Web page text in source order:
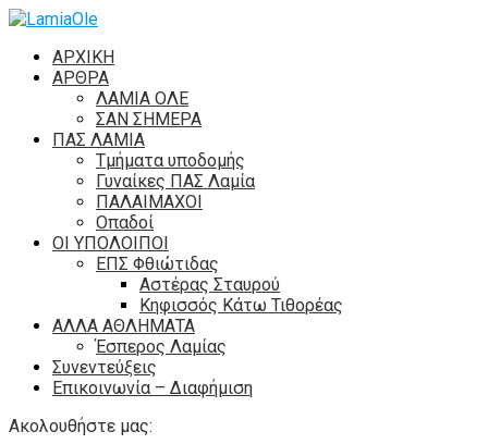
ΑΡΧΙΚΗ
ΑΡΘΡΑ
ΛΑΜΙΑ ΟΛΕ
ΣΑΝ ΣΗΜΕΡΑ
ΠΑΣ ΛΑΜΙΑ
Τμήματα υποδομής
Γυναίκες ΠΑΣ Λαμία
ΠΑΛΑΙΜΑΧΟΙ
Οπαδοί
ΟΙ ΥΠΟΛΟΙΠΟΙ
ΕΠΣ Φθιώτιδας
Αστέρας Σταυρού
Κηφισσός Κάτω Τιθορέας
ΑΛΛΑ ΑΘΛΗΜΑΤΑ
Έσπερος Λαμίας
Συνεντεύξεις
Επικοινωνία – Διαφήμιση
Ακολουθήστε μας: